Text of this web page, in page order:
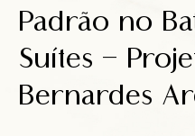
Anuncie
Contato
Padrão no
Suítes –
Bernardes